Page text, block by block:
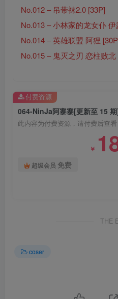
No.012 – 吊带袜2.0 [33P]
No.013 – 小林家的龙女仆
No.014 – 英雄联盟 阿狸
No.015 – 鬼灭之刃 恋柱败北
064-NinJa阿寨寨[更新至 15
此内容为付费资源，请付费后查看
￥
超级会员 免费
付费资源
THE
coser